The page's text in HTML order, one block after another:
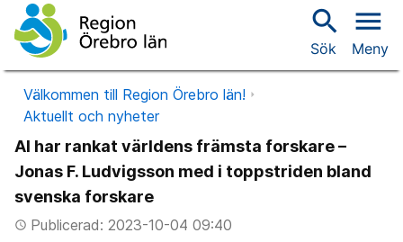
search
Sök
menu
Meny
Välkommen till Region Örebro län!
Aktuellt och nyheter
AI har rankat världens främsta forskare –
Jonas F. Ludvigsson med i toppstriden bland
svenska forskare
access_timePublicerad: 2023-10-04 09:40